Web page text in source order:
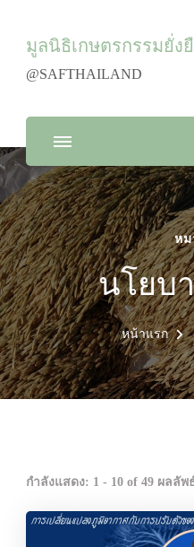
มูลนิธิเกษตรกรรมยั่ง
@SAFTHAILAND
หม
นโยบ
หน้าแรก
กำลังแสดง: 1 - 10 of 49 ผลลัพ